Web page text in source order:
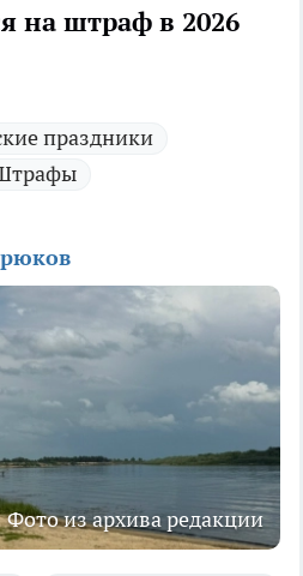
на штраф в 2026
праздники
Фото из архива редакции